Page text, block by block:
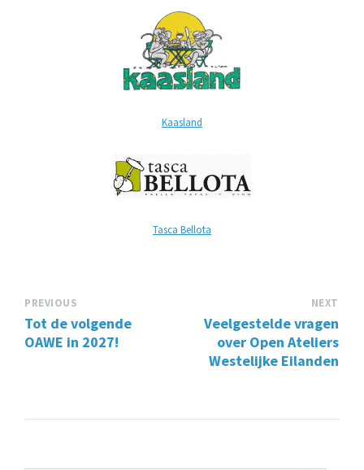
Kaasland
Tasca Bellota
PREVIOUS
Tot de volgende
OAWE in 2027!
NEXT
Veelgestelde vragen
over Open Ateliers
Westelijke Eilanden